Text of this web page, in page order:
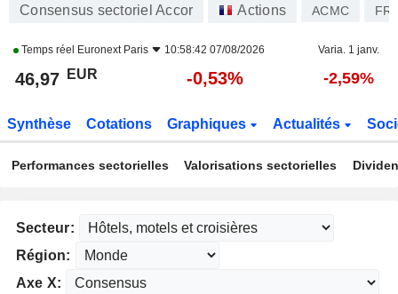
Consensus sectoriel Accor Actions ACMC
Temps réel Euronext Paris 10:58:42 07/08/2026 Varia. 1 janv.
46,97 EUR -0,53% -2,59%
Synthèse Cotations Graphiques Actualités
Performances sectorielles Valorisations sectorielles
Secteur:
Région:
Axe X: